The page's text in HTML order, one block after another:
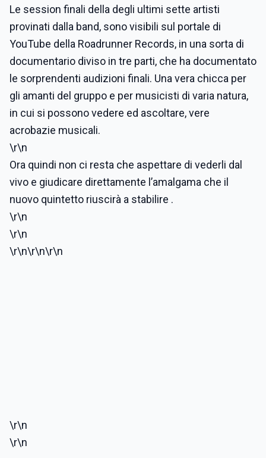
Le session finali della degli ultimi sette artisti
provinati dalla band, sono visibili sul portale di
YouTube della Roadrunner Records, in una sorta di
documentario diviso in tre parti, che ha documentato
le sorprendenti audizioni finali. Una vera chicca per
gli amanti del gruppo e per musicisti di varia natura,
in cui si possono vedere ed ascoltare, vere
acrobazie musicali.
\r\n
Ora quindi non ci resta che aspettare di vederli dal
vivo e giudicare direttamente l’amalgama che il
nuovo quintetto riuscirà a stabilire .
\r\n
\r\n
\r\n\r\n\r\n
\r\n
\r\n